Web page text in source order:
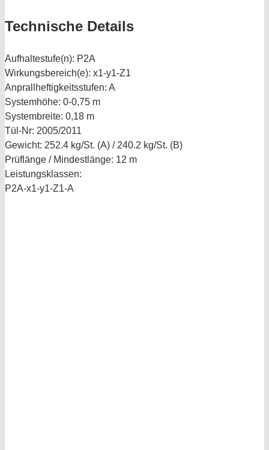
Technische Details
Aufhaltestufe(n): P2A
Wirkungsbereich(e): x1-y1-Z1
Anprallheftigkeitsstufen: A
Systemhöhe: 0-0,75 m
Systembreite: 0,18 m
Tül-Nr: 2005/2011
Gewicht: 252.4 kg/St. (A) / 240.2 kg/St. (B)
Prüflänge / Mindestlänge: 12 m
Leistungsklassen:
P2A-x1-y1-Z1-A